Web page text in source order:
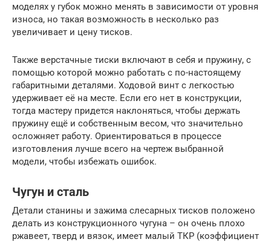
моделях у губок можно менять в зависимости от уровня
износа, но такая возможность в несколько раз
увеличивает и цену тисков.
Также верстачные тиски включают в себя и пружину, с
помощью которой можно работать с по-настоящему
габаритными деталями. Ходовой винт с легкостью
удерживает её на месте. Если его нет в конструкции,
тогда мастеру придется наклоняться, чтобы держать
пружину ещё и собственным весом, что значительно
осложняет работу. Ориентироваться в процессе
изготовления лучше всего на чертеж выбранной
модели, чтобы избежать ошибок.
Чугун и сталь
Детали станины и зажима слесарных тисков положено
делать из конструкционного чугуна – он очень плохо
ржавеет, тверд и вязок, имеет малый ТКР (коэффициент